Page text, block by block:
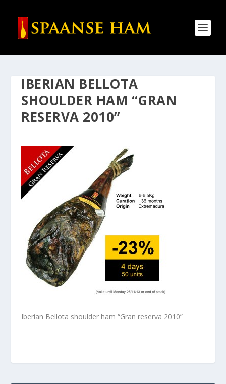
IBERIAN BELLOTA
SHOULDER HAM “GRAN
RESERVA 2010”
Iberian Bellota shoulder ham “Gran reserva 2010”